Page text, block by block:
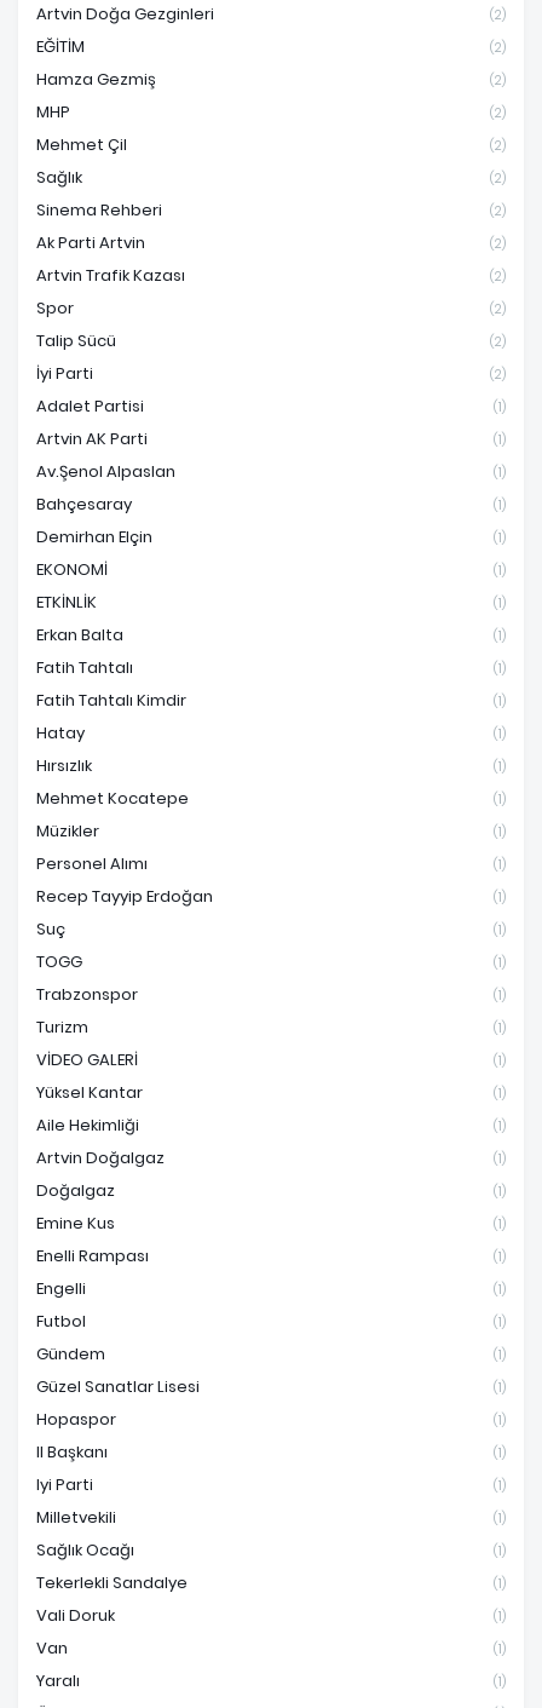
Artvin Doğa Gezginleri (2)
EĞİTİM (2)
Hamza Gezmiş (2)
MHP (2)
Mehmet Çil (2)
Sağlık (2)
Sinema Rehberi (2)
Ak Parti Artvin (2)
Artvin Trafik Kazası (2)
Spor (2)
Talip Sücü (2)
İyi Parti (2)
Adalet Partisi (1)
Artvin AK Parti (1)
Av.Şenol Alpaslan (1)
Bahçesaray (1)
Demirhan Elçin (1)
EKONOMİ (1)
ETKİNLİK (1)
Erkan Balta (1)
Fatih Tahtalı (1)
Fatih Tahtalı Kimdir (1)
Hatay (1)
Hırsızlık (1)
Mehmet Kocatepe (1)
Müzikler (1)
Personel Alımı (1)
Recep Tayyip Erdoğan (1)
Suç (1)
TOGG (1)
Trabzonspor (1)
Turizm (1)
VİDEO GALERİ (1)
Yüksel Kantar (1)
Aile Hekimliği (1)
Artvin Doğalgaz (1)
Doğalgaz (1)
Emine Kus (1)
Enelli Rampası (1)
Engelli (1)
Futbol (1)
Gündem (1)
Güzel Sanatlar Lisesi (1)
Hopaspor (1)
Il Başkanı (1)
Iyi Parti (1)
Milletvekili (1)
Sağlık Ocağı (1)
Tekerlekli Sandalye (1)
Vali Doruk (1)
Van (1)
Yaralı (1)